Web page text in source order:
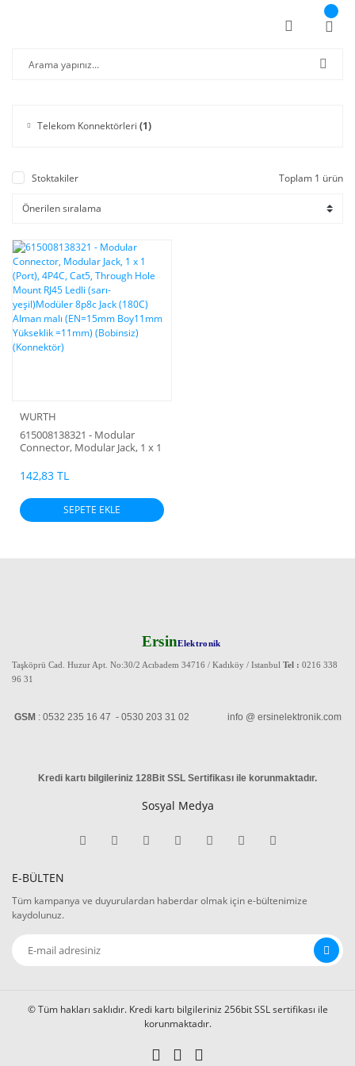
Telekom Konnektörleri (1)
Stoktakiler Toplam 1 ürün
WURTH
615008138321 - Modular
Connector, Modular Jack, 1 x 1
Hole Mount RJ45 Ledli (sarı-
yeşil)Modüler 8p8c Jack (180C)
Alman malı (EN=15mm
Boy11mm Yükseklik =11mm)
(Bobinsiz) (Konnektör)
142,83 TL
SEPETE EKLE
ErsinElektronik
Taşköprü Cad. Huzur Apt. No:30/2 Acıbadem 34716 / Kadıköy / Istanbul Tel : 0216 338
96 31
GSM : 0532 235 16 47 - 0530 203 31 02 info @ ersinelektronik.com
Kredi kartı bilgileriniz 128Bit SSL Sertifikası ile korunmaktadır.
Sosyal Medya
E-BÜLTEN
Tüm kampanya ve duyurulardan haberdar olmak için e-bültenimize
kaydolunuz.
© Tüm hakları saklıdır. Kredi kartı bilgileriniz 256bit SSL sertifikası ile
korunmaktadır.